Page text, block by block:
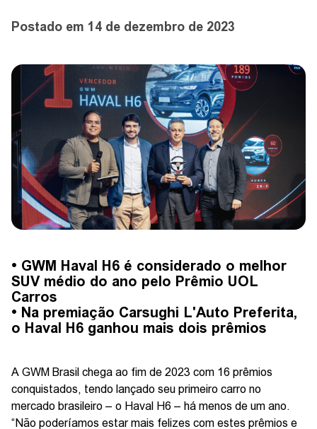
WhatsApp
Postado em 14 de dezembro de 2023
• GWM Haval H6 é considerado o melhor
SUV médio do ano pelo Prêmio UOL
Carros
• Na premiação Carsughi L'Auto Preferita,
o Haval H6 ganhou mais dois prêmios
A GWM Brasil chega ao fim de 2023 com 16 prêmios
conquistados, tendo lançado seu primeiro carro no
mercado brasileiro – o Haval H6 – há menos de um ano.
“Não poderíamos estar mais felizes com estes prêmios e